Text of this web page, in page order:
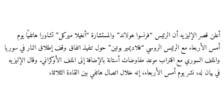
أعلن قصر الإليزيه أن الرئيس “فرنسوا هولاند” والمستشارة “أنغيلا ميركل” تشاورا هاتفيًا يوم
أمس الأربعاء مع الرئيس الروسي “فلاديمير بوتين” حول تنفيذ اتفاق وقف إطلاق النار في سوريا
والملف السوري مع اقتراب موعد مفاوضات أستانة بالإضافة إلى الملف الأوكراني. وقال الإليزيه
في بيان له، نشر يوم أمس الأربعاء، إنه خلال اتصال هاتفي بين القادة الثلاثة،